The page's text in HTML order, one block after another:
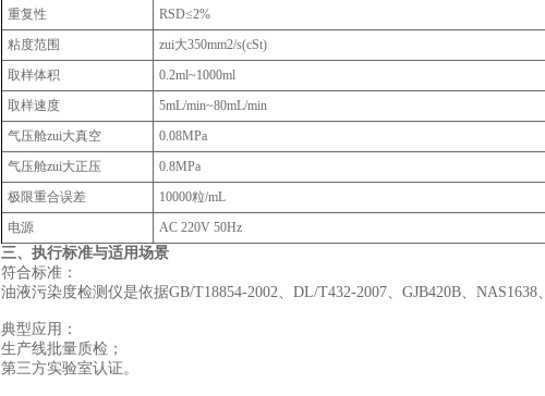
重复性
RSD≤2%
粘度范围
zui大350mm2/s(cSt)
取样体积
0.2ml~1000ml
取样速度
5mL/min~80mL/min
气压舱zui大真空
0.08MPa
气压舱zui大正压
0.8MPa
极限重合误差
10000粒/mL
电源
AC 220V 50Hz
三、执行标准与适用场景‌
符合标准：
油液污染度检测仪是依据GB/T18854-2002、DL/T432-2007、GJB420B、NAS1638
‌典型应用‌：
生产线批量质检；
第三方实验室认证。